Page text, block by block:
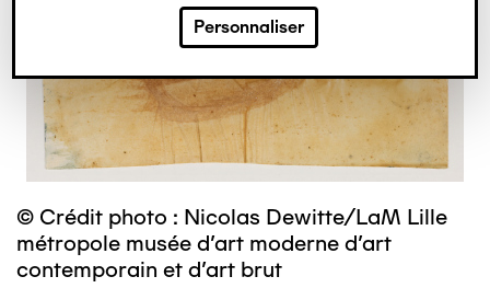
Personnaliser
© Crédit photo : Nicolas Dewitte/LaM Lille
métropole musée d’art moderne d’art
contemporain et d’art brut